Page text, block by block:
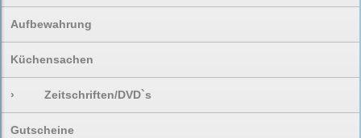
Aufbewahrung
Küchensachen
› Zeitschriften/DVD`s
Gutscheine